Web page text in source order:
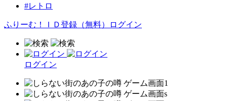
#レトロ
ふりーむ！ＩＤ登録（無料） ログイン
ログイン